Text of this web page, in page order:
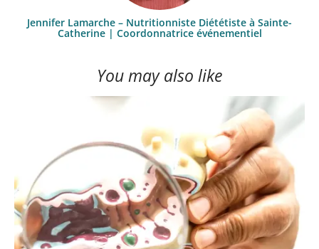
Jennifer Lamarche – Nutritionniste Diététiste à Sainte-
Catherine | Coordonnatrice événementiel
You may also like